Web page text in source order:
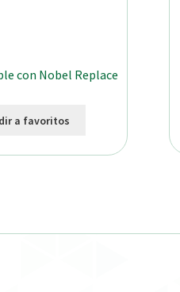
con Nobel Replace
a favoritos